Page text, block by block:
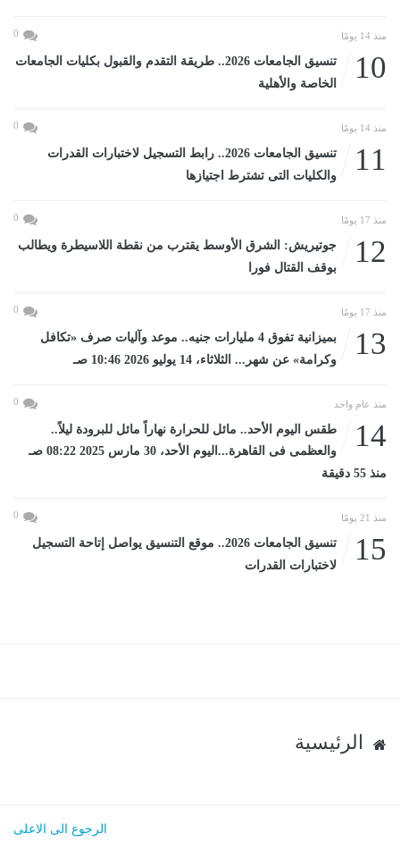
منذ 14 يومًا 0
10
تنسيق الجامعات 2026.. طريقة التقدم والقبول بكليات الجامعات
الخاصة والأهلية
منذ 14 يومًا 0
11
تنسيق الجامعات 2026.. رابط التسجيل لاختبارات القدرات
والكليات التى تشترط اجتيازها
منذ 17 يومًا 0
12
جوتيريش: الشرق الأوسط يقترب من نقطة اللاسيطرة ويطالب
بوقف القتال فورا
منذ 17 يومًا 0
13
بميزانية تفوق 4 مليارات جنيه.. موعد وآليات صرف «تكافل
وكرامة» عن شهر... الثلاثاء، 14 يوليو 2026 10:46 صـ
منذ عام واحد 0
14
طقس اليوم الأحد.. مائل للحرارة نهاراً مائل للبرودة ليلاً..
والعظمى فى القاهرة...اليوم الأحد، 30 مارس 2025 08:22 صـ
منذ 55 دقيقة
منذ 21 يومًا 0
15
تنسيق الجامعات 2026.. موقع التنسيق يواصل إتاحة التسجيل
لاختبارات القدرات
الرئيسية
الرجوع الى الاعلى